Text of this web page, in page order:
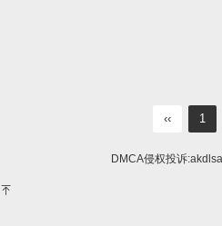
‹‹ 1
DMCA侵权投诉: